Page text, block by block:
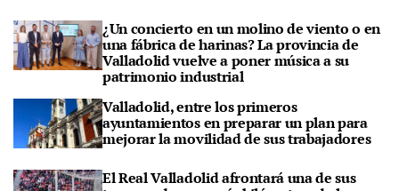
¿Un concierto en un molino de viento o en
una fábrica de harinas? La provincia de
Valladolid vuelve a poner música a su
patrimonio industrial
Valladolid, entre los primeros
ayuntamientos en preparar un plan para
mejorar la movilidad de sus trabajadores
El Real Valladolid afrontará una de sus